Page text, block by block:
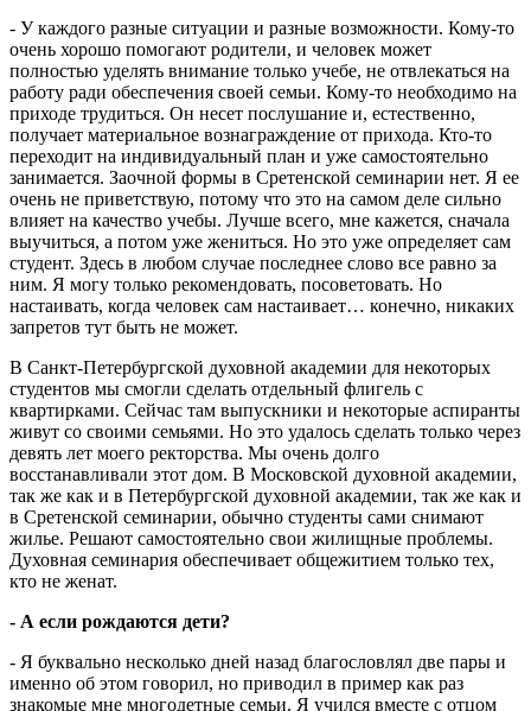
- У каждого разные ситуации и разные возможности. Кому-то
очень хорошо помогают родители, и человек может
полностью уделять внимание только учебе, не отвлекаться на
работу ради обеспечения своей семьи. Кому-то необходимо на
приходе трудиться. Он несет послушание и, естественно,
получает материальное вознаграждение от прихода. Кто-то
переходит на индивидуальный план и уже самостоятельно
занимается. Заочной формы в Сретенской семинарии нет. Я ее
очень не приветствую, потому что это на самом деле сильно
влияет на качество учебы. Лучше всего, мне кажется, сначала
выучиться, а потом уже жениться. Но это уже определяет сам
студент. Здесь в любом случае последнее слово все равно за
ним. Я могу только рекомендовать, посоветовать. Но
настаивать, когда человек сам настаивает… конечно, никаких
запретов тут быть не может.
В Санкт-Петербургской духовной академии для некоторых
студентов мы смогли сделать отдельный флигель с
квартирками. Сейчас там выпускники и некоторые аспиранты
живут со своими семьями. Но это удалось сделать только через
девять лет моего ректорства. Мы очень долго
восстанавливали этот дом. В Московской духовной академии,
так же как и в Петербургской духовной академии, так же как и
в Сретенской семинарии, обычно студенты сами снимают
жилье. Решают самостоятельно свои жилищные проблемы.
Духовная семинария обеспечивает общежитием только тех,
кто не женат.
- А если рождаются дети?
- Я буквально несколько дней назад благословлял две пары и
именно об этом говорил, но приводил в пример как раз
знакомые мне многодетные семьи. Я учился вместе с отцом